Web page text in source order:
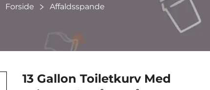
Forside Affaldsspande
13 Gallon Toiletkurv Med